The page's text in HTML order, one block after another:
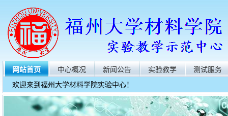
网站首页
欢迎来到福州大学材料学院实验中心！
中心概况 新闻公告 实验教学 测试服务